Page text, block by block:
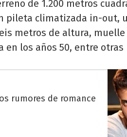
de 1.200 metros
pileta climatizada in-out,
metros de altura,
en los años 50, entre
rumores de romance